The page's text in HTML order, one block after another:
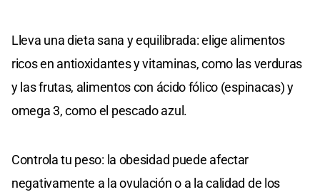
Lleva una dieta sana y equilibrada: elige alimentos
ricos en antioxidantes y vitaminas, como las verduras
y las frutas, alimentos con ácido fólico (espinacas) y
omega 3, como el pescado azul.
Controla tu peso: la obesidad puede afectar
negativamente a la ovulación o a la calidad de los